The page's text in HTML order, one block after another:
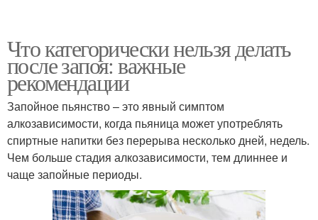
Что категорически нельзя делать
после запоя: важные
рекомендации
Запойное пьянство – это явный симптом
алкозависимости, когда пьяница может употреблять
спиртные напитки без перерыва несколько дней, недель.
Чем больше стадия алкозависимости, тем длиннее и
чаще запойные периоды.